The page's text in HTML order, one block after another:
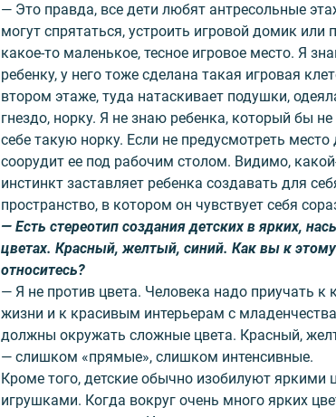
— Это правда, все дети любят антресольные
могут спрятаться, устроить игровой домик или
какое-то маленькое, тесное игровое место. Я
ребенку, у него тоже сделана такая игровая
втором этаже, туда натаскивает подушки,
гнездо, норку. Я не знаю ребенка, который бы не
себе такую норку. Если не предусмотреть место
соорудит ее под рабочим столом. Видимо,
инстинкт заставляет ребенка создавать для
пространство, в котором он чувствует себя
— Есть стереотип создания детских в ярких,
цветах. Красный, желтый, синий. Как вы к этому
относитесь?
— Я не против цвета. Человека надо приучать к
жизни и к красивым интерьерам с
должны окружать сложные цвета. Красный,
— слишком «прямые», слишком интенсивные.
Кроме того, детские обычно изобилуют яркими
игрушками. Когда вокруг очень много ярких